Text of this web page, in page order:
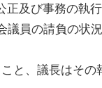
正及び事務の執
議員の請負の状
と、議長はその